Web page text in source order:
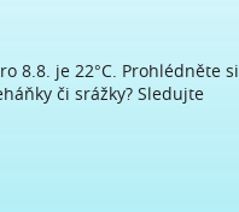
8.8. je 22°C. Prohlédněte si
či srážky? Sledujte